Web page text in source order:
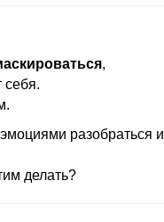
,
себя.
разобраться и
делать?